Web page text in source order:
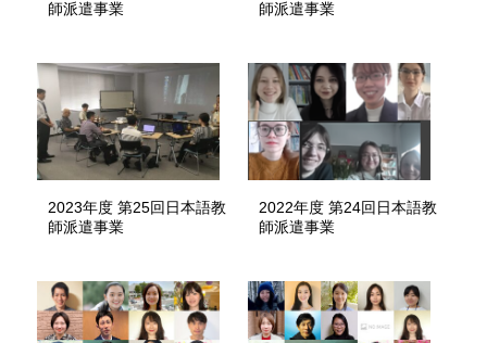
師派遣事業
師派遣事業
2023年度 第25回日本語教
師派遣事業
2022年度 第24回日本語教
師派遣事業